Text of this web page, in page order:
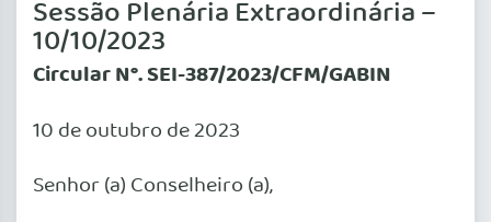
Sessão Plenária Extraordinária –
10/10/2023
Circular N°. SEI-387/2023/CFM/GABIN
10 de outubro de 2023
Senhor (a) Conselheiro (a),